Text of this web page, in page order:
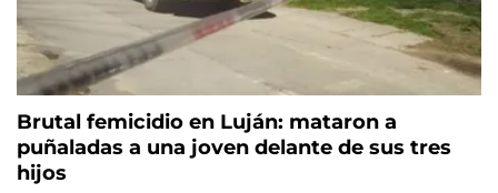
Brutal femicidio en Luján: mataron a
puñaladas a una joven delante de sus tres
hijos